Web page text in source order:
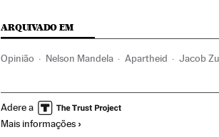
ARQUIVADO EM
Opinião Nelson Mandela Apartheid Jacob
Ideologias Problemas sociais
Adere a
Mais informações